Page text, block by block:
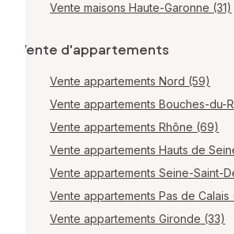
Vente maisons Haute-Garonne (31)
Vente d'appartements
Vente appartements Nord (59)
Vente appartements Bouches-du-
Vente appartements Rhône (69)
Vente appartements Hauts de
Vente appartements Seine-Saint-
Vente appartements Pas de Calais
Vente appartements Gironde (33)